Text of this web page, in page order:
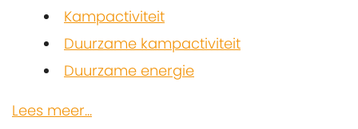
Kampactiviteit
Duurzame kampactiviteit
Duurzame energie
Lees meer...